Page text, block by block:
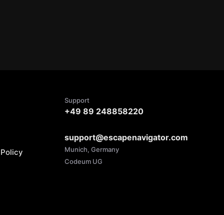
Support
+49 89 248858220
support@escapenavigator.com
Munich, Germany
Codeum UG